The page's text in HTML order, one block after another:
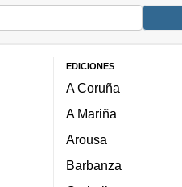
EDICIONES
A Coruña
A Mariña
Arousa
Barbanza